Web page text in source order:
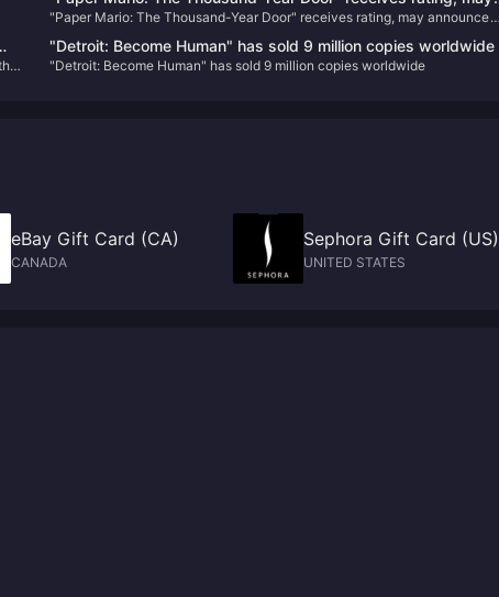
announce release date soon
"Paper Mario: The Thousand-Year Door" receives rating, may announce
"Detroit: Become Human" has sold 9 million copies worldwide
"Detroit: Become Human" has sold 9 million copies worldwide
eBay Gift Card (CA)
CANADA
Sephora Gift Card (US)
UNITED STATES